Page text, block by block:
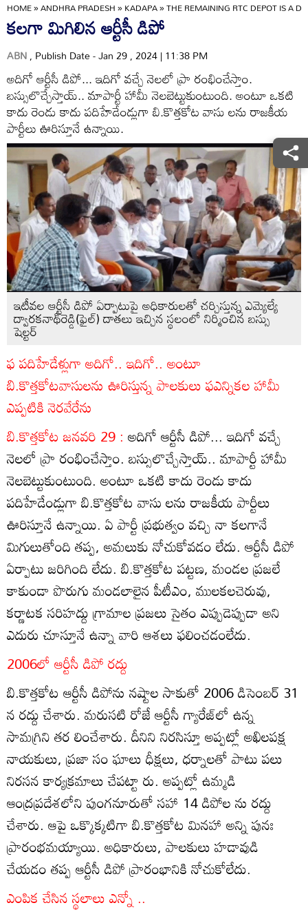
HOME»ANDHRA PRADESH»KADAPA»THE REMAINING RTC DEPOT IS A
కలగా మిగిలిన ఆర్టీసీ డిపో
ABN, Publish Date - Jan 29 , 2024 | 11:38 PM
అదిగో ఆర్టీసీ డిపో... ఇదిగో వచ్చే నెలలో ప్రా రంభించేస్తాం.
బస్సులొచ్చేస్తాయ్‌.. మాపార్టీ హామీ నెలబెట్టుకుంటుంది. అంటూ ఒకటి
కాదు రెండు కాదు పదిహేడేండ్లుగా బి.కొత్తకోట వాసు లను రాజకీయ
పార్టీలు ఊరిస్తూనే ఉన్నాయి.
ఇటీవల ఆర్టీసీ డిపో ఏర్పాటుపై అధికారులతో చర్చిస్తున్న ఎమ్యెల్యే
ద్వారకనాథ్‌రెడ్డి(ఫైల్‌) దాతలు ఇచ్చిన స్థలంలో నిర్మించిన బస్సు
షెల్టర్‌
ఫ పదిహేడేళ్లుగా అదిగో.. ఇదిగో.. అంటూ
బి.కొత్తకోటవాసులను ఊరిస్తున్న పాలకులు ఫఎన్నికల హామీ
ఎప్పటికి నెరవేరేను
బి.కొత్తకోట జనవరి 29 : అదిగో ఆర్టీసీ డిపో... ఇదిగో వచ్చే
నెలలో ప్రా రంభించేస్తాం. బస్సులొచ్చేస్తాయ్‌.. మాపార్టీ హామీ
నెలబెట్టుకుంటుంది. అంటూ ఒకటి కాదు రెండు కాదు
పదిహేడేండ్లుగా బి.కొత్తకోట వాసు లను రాజకీయ పార్టీలు
ఊరిస్తూనే ఉన్నాయి. ఏ పార్టీ ప్రభుత్వం వచ్చి నా కలగానే
మిగులుతోంది తప్ప, అమలుకు నోచుకోవడం లేదు. ఆర్టీసీ డిపో
ఏర్పాటు జరిగింది లేదు. బి.కొత్తకోట పట్టణ, మండల ప్రజలే
కాకుండా పొరుగు మండలాలైన పీటీఎం, ములకలచెరువు,
కర్ణాటక సరిహద్దు గ్రామాల ప్రజలు సైతం ఎప్పుడెప్పుడా అని
ఎదురు చూస్తూనే ఉన్నా వారి ఆశలు ఫలించడంలేదు.
2006లో ఆర్టీసీ డిపో రద్దు
బి.కొత్తకోట ఆర్టీసీ డిపోను నష్టాల సాకుతో 2006 డిసెంబర్‌ 31
న రద్దు చేశారు. మరుసటి రోజే ఆర్టీసీ గ్యారేజ్‌లో ఉన్న
సామగ్రిని తర లించేశారు. దీనిని నిరసిస్తూ అప్పట్లో అఖిలపక్ష
నాయకులు, ప్రజా సం ఘాలు ధీక్షలు, ధర్నాలతో పాటు పలు
నిరసన కార్యక్రమాలు చేపట్టా రు. అప్పట్లో ఉమ్మడి
ఆంద్రప్రదేశలోని పుంగనూరుతో సహా 14 డిపోల ను రద్దు
చేశారు. ఆపై ఒక్కొక్కటిగా బి.కొత్తకోట మినహా అన్ని పునః
ప్రారంభమయ్యాయి. అధికారులు, పాలకులు హడావుడి
చేయడం తప్ప ఆర్టీసీ డిపో ప్రారంభానికి నోచుకోలేదు.
ఎంపిక చేసిన స్థలాలు ఎన్నో ..